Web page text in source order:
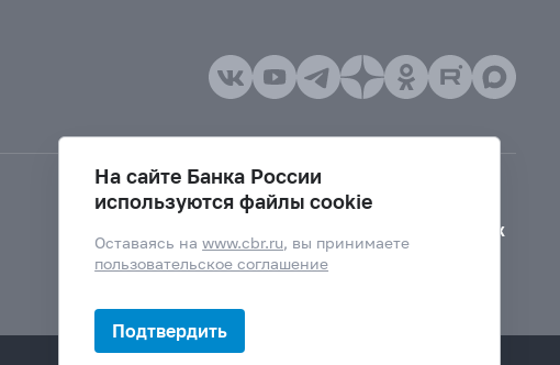
Версия для слабовидящих
На сайте Банка России
используются файлы cookie
Оставаясь наwww.cbr.ru, вы принимаете
пользовательское соглашение
Подтвердить